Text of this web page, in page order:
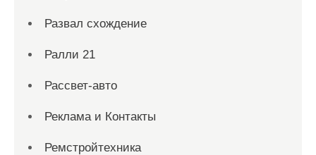
Развал схождение
Ралли 21
Рассвет-авто
Реклама и Контакты
Ремстройтехника